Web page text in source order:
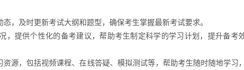
，及时更新考试大纲和题型，确保考生掌握最新考试要求。
，提供个性化的备考建议，帮助考生制定科学的学习计划，提升备考
源，包括视频课程、在线答疑、模拟测试等，帮助考生随时随地学习，